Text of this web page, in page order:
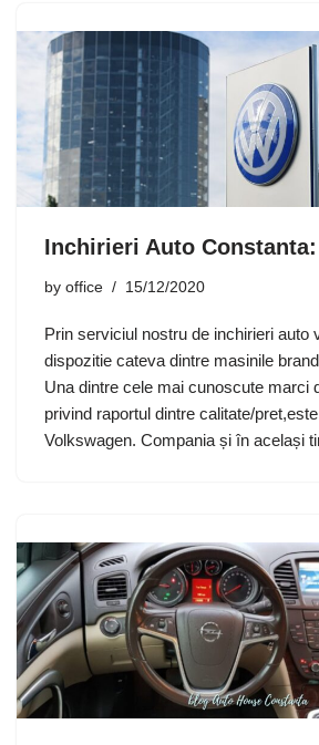
Inchirieri Auto
by office 15/12/2020
Prin serviciul nostru de inchirieri auto
dispozitie cateva dintre masinile
Una dintre cele mai cunoscute marci
privind raportul dintre calitate/
Volkswagen. Compania și în același